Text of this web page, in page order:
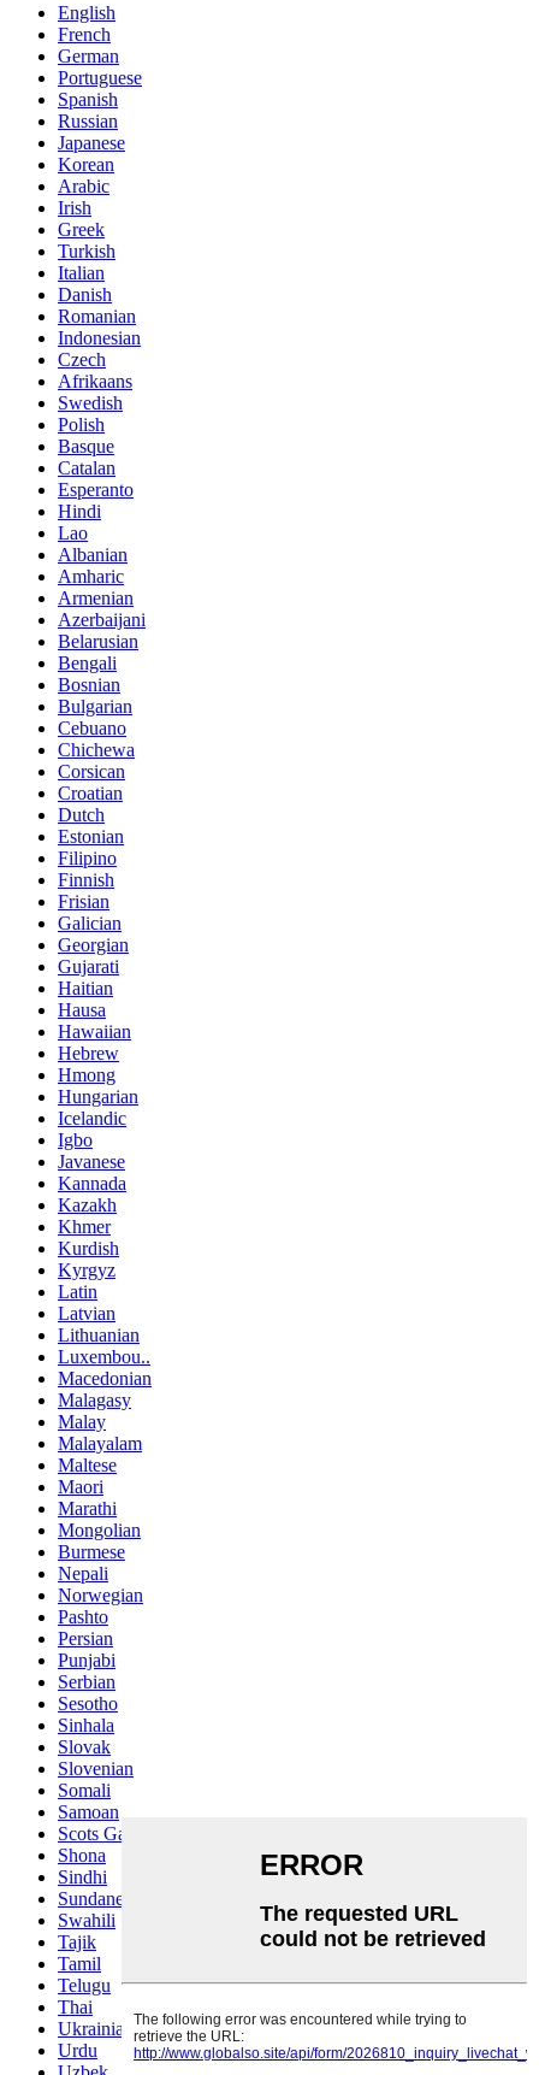
English
French
German
Portuguese
Spanish
Russian
Japanese
Korean
Arabic
Irish
Greek
Turkish
Italian
Danish
Romanian
Indonesian
Czech
Afrikaans
Swedish
Polish
Basque
Catalan
Esperanto
Hindi
Lao
Albanian
Amharic
Armenian
Azerbaijani
Belarusian
Bengali
Bosnian
Bulgarian
Cebuano
Chichewa
Corsican
Croatian
Dutch
Estonian
Filipino
Finnish
Frisian
Galician
Georgian
Gujarati
Haitian
Hausa
Hawaiian
Hebrew
Hmong
Hungarian
Icelandic
Igbo
Javanese
Kannada
Kazakh
Khmer
Kurdish
Kyrgyz
Latin
Latvian
Lithuanian
Luxembou..
Macedonian
Malagasy
Malay
Malayalam
Maltese
Maori
Marathi
Mongolian
Burmese
Nepali
Norwegian
Pashto
Persian
Punjabi
Serbian
Sesotho
Sinhala
Slovak
Slovenian
Somali
Samoan
Scots Gaelic
Shona
Sindhi
Sundanese
Swahili
Tajik
Tamil
Telugu
Thai
Ukrainian
Urdu